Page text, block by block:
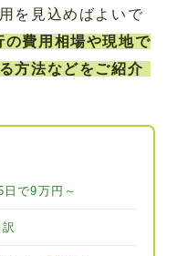
を見込めばよいで
の費用相場や現地で
方法などをご紹介
で9万円～